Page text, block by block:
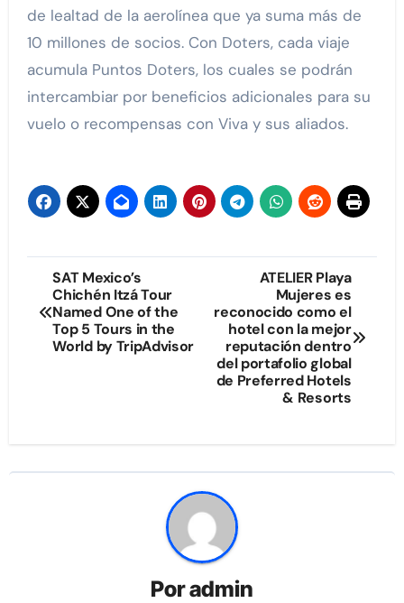
de lealtad de la aerolínea que ya suma más de
10 millones de socios. Con Doters, cada viaje
acumula Puntos Doters, los cuales se podrán
intercambiar por beneficios adicionales para su
vuelo o recompensas con Viva y sus aliados.
Navegación
de
entradas
SAT Mexico’s
Chichén Itzá Tour
Named One of the
Top 5 Tours in the
World by TripAdvisor
ATELIER Playa
Mujeres es
reconocido como el
hotel con la mejor
reputación dentro
del portafolio global
de Preferred Hotels
& Resorts
Poradmin